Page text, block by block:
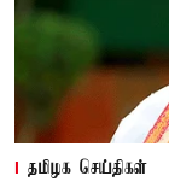
தமிழக செய்திகள்